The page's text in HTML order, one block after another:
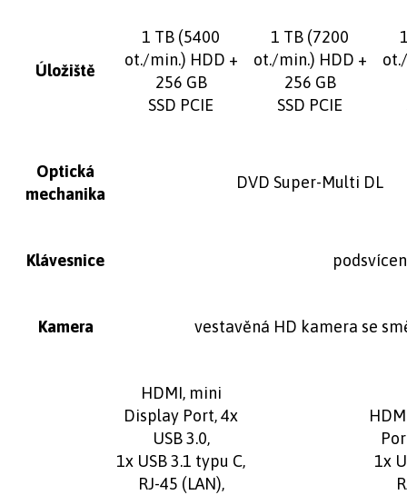
Úložiště
1 TB (5400
ot./min.) HDD +
256 GB
SSD PCIE
1 TB (7200
ot./min.) HDD +
256 GB
SSD PCIE
Optická
mechanika
DVD Super-Multi DL
Klávesnice
Kamera vestavěná HD kamera se
HDMI, mini
Display Port, 4x
USB 3.0,
1x USB 3.1 typu C,
RJ-45 (LAN),
1x